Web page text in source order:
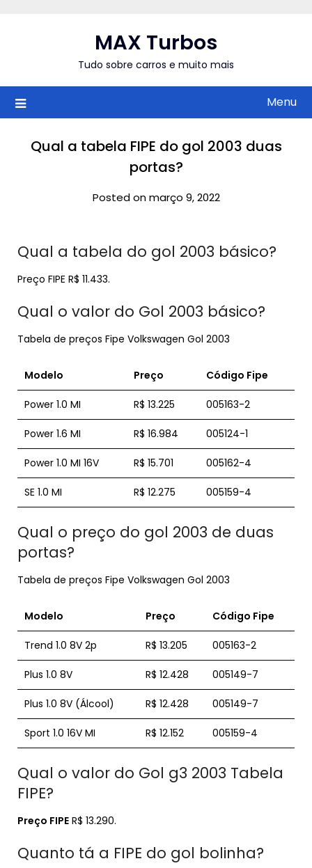
MAX Turbos
Tudo sobre carros e muito mais
Menu
Qual a tabela FIPE do gol 2003 duas
portas?
Posted on março 9, 2022
Qual a tabela do gol 2003 básico?
Preço FIPE R$ 11.433.
Qual o valor do Gol 2003 básico?
Tabela de preços Fipe Volkswagen Gol 2003
Modelo Preço Código Fipe
Power 1.0 MI R$ 13.225 005163-2
Power 1.6 MI R$ 16.984 005124-1
Power 1.0 MI 16V R$ 15.701 005162-4
SE 1.0 MI R$ 12.275 005159-4
Qual o preço do gol 2003 de duas
portas?
Tabela de preços Fipe Volkswagen Gol 2003
Modelo Preço Código Fipe
Trend 1.0 8V 2p R$ 13.205 005163-2
Plus 1.0 8V R$ 12.428 005149-7
Plus 1.0 8V (Álcool) R$ 12.428 005149-7
Sport 1.0 16V MI R$ 12.152 005159-4
Qual o valor do Gol g3 2003 Tabela
FIPE?
Preço FIPE R$ 13.290.
Quanto tá a FIPE do gol bolinha?